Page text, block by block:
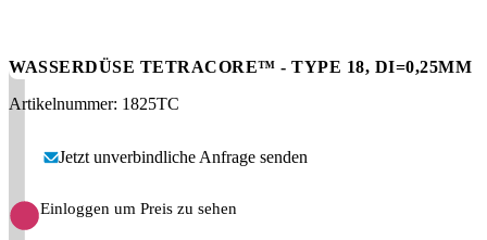
WASSERDÜSE TETRACORE™ - TYPE 18, DI=0,25MM
Artikelnummer: 1825TC
Jetzt unverbindliche Anfrage senden
Einloggen um Preis zu sehen